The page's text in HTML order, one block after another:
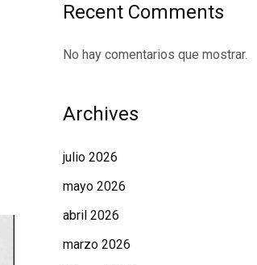
Recent Comments
No hay comentarios que mostrar.
Archives
julio 2026
mayo 2026
abril 2026
marzo 2026